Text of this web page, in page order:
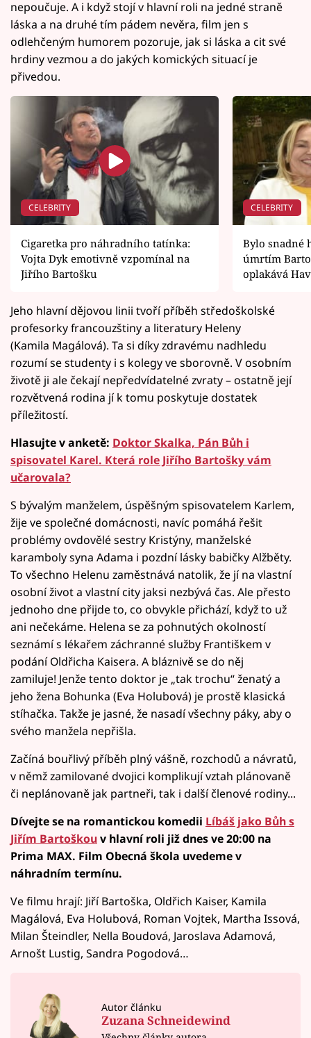
nepoučuje. A i když stojí v hlavní roli na jedné straně
láska a na druhé tím pádem nevěra, film jen s
odlehčeným humorem pozoruje, jak si láska a cit své
hrdiny vezmou a do jakých komických situací je
přivedou.
CELEBRITY
Cigaretka pro náhradního tatínka:
Vojta Dyk emotivně vzpomínal na
Jiřího Bartošku
CELEBRITY
Bylo snadné
úmrtím
oplakává
Jeho hlavní dějovou linii tvoří příběh středoškolské
profesorky francouzštiny a literatury Heleny
(Kamila Magálová). Ta si díky zdravému nadhledu
rozumí se studenty i s kolegy ve sborovně. V osobním
životě ji ale čekají nepředvídatelné zvraty – ostatně její
rozvětvená rodina jí k tomu poskytuje dostatek
příležitostí.
Hlasujte v anketě: Doktor Skalka, Pán Bůh i
spisovatel Karel. Která role Jiřího Bartošky vám
učarovala?
S bývalým manželem, úspěšným spisovatelem Karlem,
žije ve společné domácnosti, navíc pomáhá řešit
problémy ovdovělé sestry Kristýny, manželské
karamboly syna Adama i pozdní lásky babičky Alžběty.
To všechno Helenu zaměstnává natolik, že jí na vlastní
osobní život a vlastní city jaksi nezbývá čas. Ale přesto
jednoho dne přijde to, co obvykle přichází, když to už
ani nečekáme. Helena se za pohnutých okolností
seznámí s lékařem záchranné služby Františkem v
podání Oldřicha Kaisera. A bláznivě se do něj
zamiluje! Jenže tento doktor je „tak trochu“ ženatý a
jeho žena Bohunka (Eva Holubová) je prostě klasická
stíhačka. Takže je jasné, že nasadí všechny páky, aby o
svého manžela nepřišla.
Začíná bouřlivý příběh plný vášně, rozchodů a návratů,
v němž zamilované dvojici komplikují vztah plánovaně
či neplánovaně jak partneři, tak i další členové rodiny...
Dívejte se na romantickou komedii Líbáš jako Bůh s
Jiřím Bartoškouv hlavní roli již dnes ve 20:00 na
Prima MAX. Film Obecná škola uvedeme v
náhradním termínu.
Ve filmu hrají: Jiří Bartoška, Oldřich Kaiser, Kamila
Magálová, Eva Holubová, Roman Vojtek, Martha Issová,
Milan Šteindler, Nella Boudová, Jaroslava Adamová,
Arnošt Lustig, Sandra Pogodová…
Autor článku
Zuzana Schneidewind